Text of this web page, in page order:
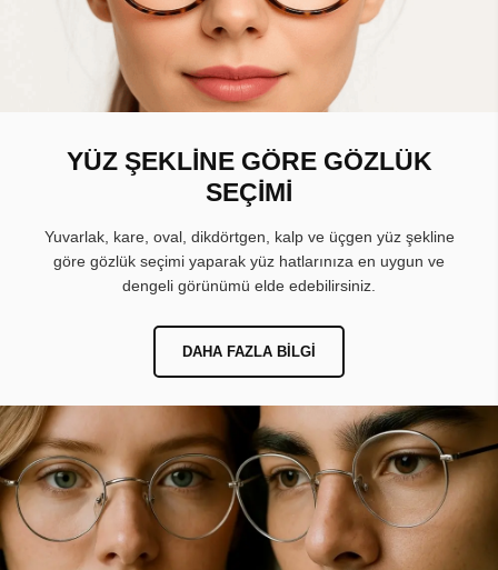
YÜZ ŞEKLİNE GÖRE GÖZLÜK
SEÇİMİ
Yuvarlak, kare, oval, dikdörtgen, kalp ve üçgen yüz şekline
göre gözlük seçimi yaparak yüz hatlarınıza en uygun ve
dengeli görünümü elde edebilirsiniz.
DAHA FAZLA BILGI